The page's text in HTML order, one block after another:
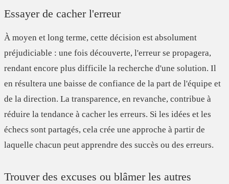
Essayer de cacher l'erreur
À moyen et long terme, cette décision est absolument
préjudiciable : une fois découverte, l'erreur se propagera,
rendant encore plus difficile la recherche d'une solution. Il
en résultera une baisse de confiance de la part de l'équipe et
de la direction. La transparence, en revanche, contribue à
réduire la tendance à cacher les erreurs. Si les idées et les
échecs sont partagés, cela crée une approche à partir de
laquelle chacun peut apprendre des succès ou des erreurs.
Trouver des excuses ou blâmer les autres